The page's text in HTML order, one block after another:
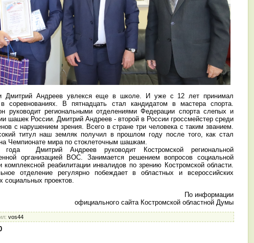
Дмитрий Андреев увлекся еще в школе. И уже с 12 лет принимал
соревнованиях. В пятнадцать стал кандидатом в мастера спорта.
руководит региональными отделениями Федерации спорта слепых и
шашек России. Дмитрий Андреев - второй в России гроссмейстер среди
с нарушением зрения. Всего в стране три человека с таким званием.
титул наш земляк получил в прошлом году после того, как стал
Чемпионате мира по стоклеточным шашкам.
Дмитрий Андреев руководит Костромской региональной
организацией ВОС. Занимается решением вопросов социальной
комплексной реабилитации инвалидов по зрению Костромской области.
отделение регулярно побеждает в областных и всероссийских
социальных проектов.
По информации
официального сайта Костромской областной Думы
: vos44